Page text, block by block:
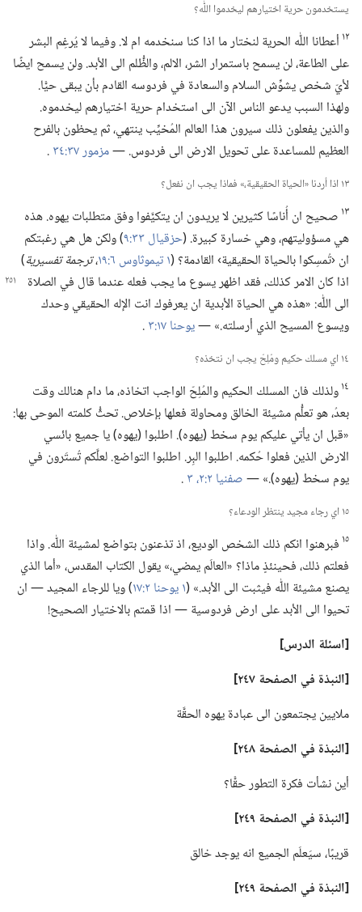
يستخدمون حرية اختيارهم ليخدموا اللّٰه؟‏
١٢ أعطانا اللّٰه الحرية لنختار ما اذا كنا سنخدمه ام لا.‏ وفيما لا يُرغِم البشر
على الطاعة،‏ لن يسمح باستمرار الشر،‏ الالم،‏ والظُّلم الى الأبد.‏ ولن يسمح ايضًا
لأيّ شخص يشوِّش السلام والسعادة في فردوسه القادم بأن يبقى حيًّا.‏
ولهذا السبب يدعو الناس الآن الى استخدام حرية اختيارهم ليخدموه.‏
والذين يفعلون ذلك سيرون هذا العالم المُخيِّب ينتهي،‏ ثم يحظون بالفرح
العظيم للمساعدة على تحويل الارض الى فردوس.‏ —‏مزمور ٣٧:‏٣٤ .‏
١٣ اذا أردنا «الحياة الحقيقية،‏» فماذا يجب ان نفعل؟‏
١٣ صحيح ان أُناسًا كثيرين لا يريدون ان يتكيَّفوا وفق متطلبات يهوه.‏ هذه
هي مسؤوليتهم،‏ وهي خسارة كبيرة.‏ (‏حزقيال ٣٣:‏٩
‏)‏ ولكن هل هي رغبتكم
ان ‹تُمسِكوا بالحياة الحقيقية› القادمة؟‏ (‏١ تيموثاوس ٦:‏١٩ ‏،‏ترجمة تفسيرية‏)‏
اذا كان الامر كذلك،‏ فقد اظهر يسوع ما يجب فعله عندما قال في الصلاة
الى اللّٰه:‏ «هذه هي الحياة الأبدية ان يعرفوك انت الإله الحقيقي وحدك
ويسوع المسيح الذي أرسلته.‏» —‏يوحنا ١٧:‏٣ .‏
١٤ اي مسلك حكيم ومُلِحّ يجب ان نتخذه؟‏
١٤ولذلك فان المسلك الحكيم والمُلِحّ الواجب اتخاذه،‏ ما دام هنالك وقت
بعدُ،‏ هو تعلُّم مشيئة الخالق ومحاولة فعلها بإخلاص.‏ تحثُّ كلمته الموحى بها:‏
«قبل ان يأتي عليكم يوم سخط (‏يهوه)‏.‏ اطلبوا (‏يهوه)‏ يا جميع بائسي
الارض الذين فعلوا حُكمه.‏ اطلبوا البِر.‏ اطلبوا التواضع.‏ لعلَّكم تُستَرون في
يوم سخط (‏يهوه)‏.‏» —‏صفنيا ٢:‏​٢،‏ ٣ .‏
١٥ اي رجاء مجيد ينتظر الودعاء؟‏
١٥ فبرهنوا انكم ذلك الشخص الوديع،‏ اذ تذعنون بتواضع لمشيئة اللّٰه.‏ واذا
فعلتم ذلك،‏ فحينئذٍ ماذا؟‏ «العالَم يمضي،‏» يقول الكتاب المقدس،‏ «أما الذي
يصنع مشيئة اللّٰه فيثبت الى الأبد.‏» (‏١ يوحنا ٢:‏١٧
‏)‏ ويا للرجاء المجيد —‏ ان
تحيوا الى الأبد على ارض فردوسية —‏ اذا قمتم بالاختيار الصحيح!‏
‏[اسئلة الدرس]‏
‏[النبذة في الصفحة ٢٤٧]‏
ملايين يجتمعون الى عبادة يهوه الحقَّة
‏[النبذة في الصفحة ٢٤٨]‏
أين نشأت فكرة التطور حقًّا؟‏
‏[النبذة في الصفحة ٢٤٩]‏
قريبًا،‏ سيَعلَم الجميع انه يوجد خالق
‏[النبذة في الصفحة ٢٤٩]‏